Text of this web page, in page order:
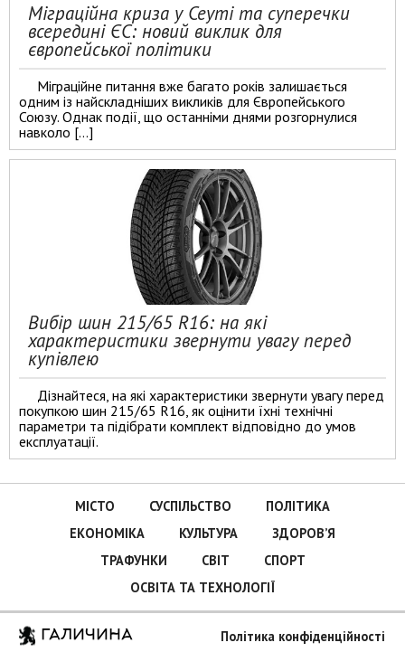
Міграційна криза у Сеуті та суперечки
всередині ЄС: новий виклик для
європейської політики
Міграційне питання вже багато років залишається
одним із найскладніших викликів для Європейського
Союзу. Однак події, що останніми днями розгорнулися
навколо […]
Вибір шин 215/65 R16: на які
характеристики звернути увагу перед
купівлею
Дізнайтеся, на які характеристики звернути увагу перед
покупкою шин 215/65 R16, як оцінити їхні технічні
параметри та підібрати комплект відповідно до умов
експлуатації.
МІСТО СУСПІЛЬСТВО
ПОЛІТИКА
ЕКОНОМІКА
КУЛЬТУРА
ЗДОРОВ’Я
ТРАФУНКИ
СВІТ
СПОРТ
ОСВІТА ТА ТЕХНОЛОГІЇ
ГАЛИЧИНА Політика конфіденційності